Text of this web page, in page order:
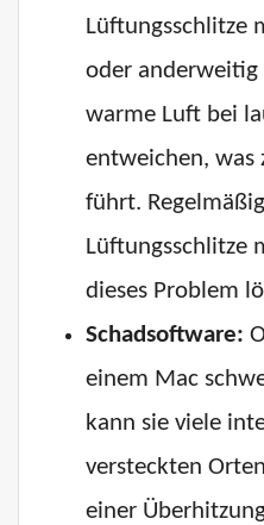
Lüftungsschlitze
oder
warme Luft bei
entweichen, was
führt.
Lüftungsschlitze
dieses Problem
Schadsoftware:
einem Mac
kann sie viele
versteckten
einer